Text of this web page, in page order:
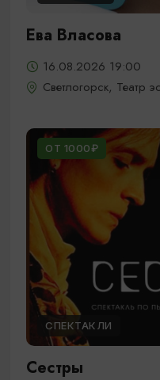
Ева Власова
16.08.2026 19:00
Светлогорск, Театр
ОТ 1000₽
СПЕКТАКЛИ
Сестры